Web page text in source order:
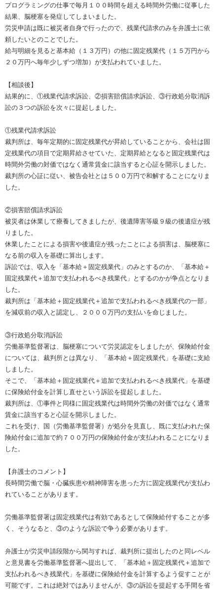
プログラミングの仕事で毎月１００時間を超える時間外労働に従事した
結果、脳梗塞を発症してしまいました。
労災申請は既に被災者自身で行ったので、残業代請求のみを弁護士に依
頼したいとのことでした。
給与明細を見ると基本給（１３万円）の他に固定残業代（１５万円から
２０万円へ毎年少しずつ増加）が支払われていました。
【相談後】
結果的に、①残業代請求訴訟、②損害賠償請求訴訟、③行政処分取消訴
訟の３つの訴訟を次々に提起しました。
①残業代請求訴訟
裁判所は、毎年定期的に固定残業代が昇給していることから、会社は固
定残業代の項目で定期昇給させていた、定期昇給となると固定残業代は
時間外労働の対価ではなく通常賃金に該当すると心証を開示しました。
裁判所の心証に従い、被告会社とは５００万円で和解することになりま
した。
②損害賠償請求訴訟
被災者は休業して療養してきましたが、後遺障害等級９級の後遺症が残
りました。
休業したことによる損害や後遺症が残ったことによる損害は、脳梗塞に
なる前の収入を基礎に算出します。
訴訟では、収入を「基本給＋固定残業代」のみとするのか、「基本給＋
固定残業代＋追加で支払われるべき残業代」とするのかが争点となりま
した。
裁判所は「基本給＋固定残業代＋追加で支払われるべき残業代の一部」
を減収前の収入と認定し、２０００万円の支払いを命じました。
③行政処分取消訴訟
労働基準監督署は、脳梗塞について労災認定をしましたが、保険給付金
については、裁判所とは異なり、「基本給＋固定残業代」を基礎に支給
しました。
そこで、「基本給＋固定残業代＋追加で支払われるべき残業代」を基礎
に保険給付金を計算し直せという訴訟を提起しました。
裁判所は、①事件と同様に固定残業代は時間外労働の対価ではなく通常
賃金に該当すると心証を開示しました。
これを受け、国（労働基準監督署）が処分を見直し、既に支払われた保
険給付金に追加で約７００万円の保険給付金が支払われることになりま
した。
【弁護士のコメント】
長時間労働で脳・心臓疾患や精神障害を患った方に固定残業代が支払わ
れていることがあります。
労働基準監督署は固定残業代は有効であるとして保険給付することが多
く、そうなると、③のような訴訟で争う必要があります。
弁護士が労災申請段階から関与すれば、裁判所に提出したのと同レベル
と意見書を労働基準監督署へ提出して、「基本給＋固定残業代＋追加で
支払われるべき残業代」を基礎に保険給付金を計算するよう促すことが
可能です。これは絶対ではありませんが、③の訴訟を提起する手間を省